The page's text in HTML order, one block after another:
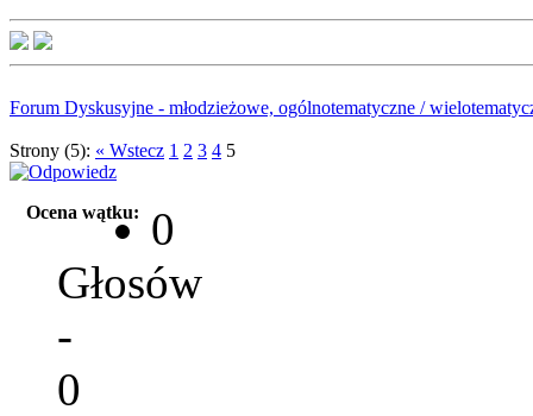
Forum Dyskusyjne - młodzieżowe, ogólnotematyczne /
Strony (5): « Wstecz 1 2 3 4 5
Ocena wątku:
0
Głosów
-
0